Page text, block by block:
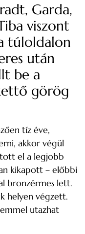
Garda,
viszont
túloldalon
után
be a
görög
tíz éve,
akkor végül
el a legjobb
kikapott – előbbi
bronzérmes lett.
helyen végzett.
utazhat